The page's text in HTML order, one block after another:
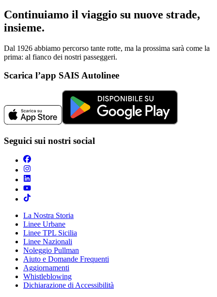
Continuiamo il viaggio su nuove strade,
insieme.
Dal 1926 abbiamo percorso tante rotte, ma la prossima sarà come la
prima: al fianco dei nostri passeggeri.
Scarica l’app SAIS Autolinee
Seguici sui nostri social
La Nostra Storia
Linee Urbane
Linee TPL Sicilia
Linee Nazionali
Noleggio Pullman
Aiuto e Domande Frequenti
Aggiornamenti
Whistleblowing
Dichiarazione di Accessibilità